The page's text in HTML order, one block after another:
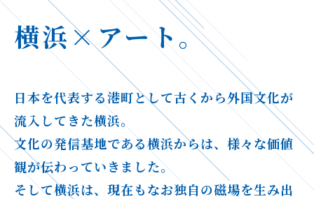
横浜×アート。
日本を代表する港町として古くから外国文化が
流入してきた横浜。
文化の発信基地である横浜からは、様々な価値
観が伝わっていきました。
そして横浜は、現在もなお独自の磁場を生み出